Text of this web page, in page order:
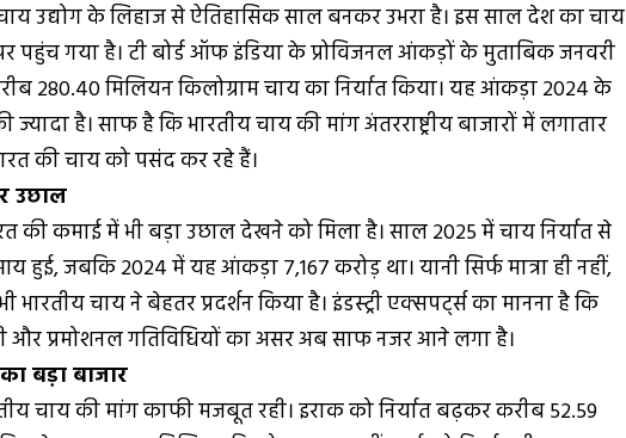
उद्योग के लिहाज से ऐतिहासिक साल बनकर उभरा है। इस साल देश का चाय
पहुंच गया है। टी बोर्ड ऑफ इंडिया के प्रोविजनल आंकड़ों के मुताबिक जनवरी
280.40 मिलियन किलोग्राम चाय का निर्यात किया। यह आंकड़ा 2024 के
है। साफ है कि भारतीय चाय की मांग अंतरराष्ट्रीय बाजारों में लगातार
की चाय को पसंद कर रहे हैं।
उछाल
की कमाई में भी बड़ा उछाल देखने को मिला है। साल 2025 में चाय निर्यात से
हुई, जबकि 2024 में यह आंकड़ा ₹7,167 करोड़ था। यानी सिर्फ मात्रा ही नहीं,
चाय ने बेहतर प्रदर्शन किया है। इंडस्ट्री एक्सपर्ट्स का मानना है कि
और प्रमोशनल गतिविधियों का असर अब साफ नजर आने लगा है।
बड़ा बाजार
चाय की मांग काफी मजबूत रही। इराक को निर्यात बढ़कर करीब 52.59